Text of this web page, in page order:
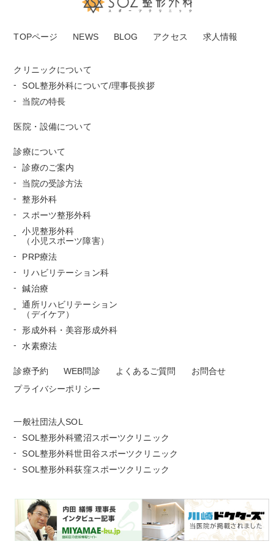
TOPページ NEWS BLOG アクセス 求人情報
クリニックについて
SOL整形外科について/理事長挨拶
当院の特長
医院・設備について
診療について
診療のご案内
当院の受診方法
整形外科
スポーツ整形外科
小児整形外科
（小児スポーツ障害）
PRP療法
リハビリテーション科
鍼治療
通所リハビリテーション
（デイケア）
形成外科・美容形成外科
水素療法
診療予約 WEB問診 よくあるご質問
お問合せ
プライバシーポリシー
一般社団法人SOL
SOL整形外科鷺沼スポーツクリニック
SOL整形外科世田谷スポーツクリニック
SOL整形外科荻窪スポーツクリニック